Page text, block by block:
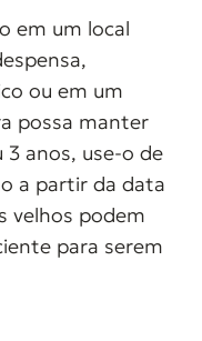
em um local
ou em um
possa manter
anos, use-o de
a partir da data
velhos podem
para serem